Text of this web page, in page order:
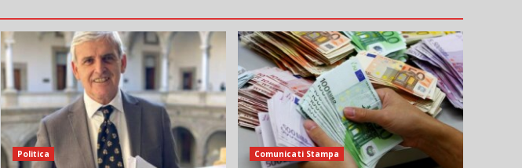
Politica Comunicati Stampa